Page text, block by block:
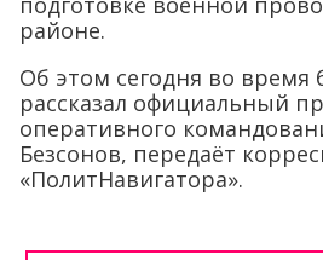
районе.
Об этом сегодня во время
рассказал официальный
оперативного
Безсонов, передаёт
«ПолитНавигатора».